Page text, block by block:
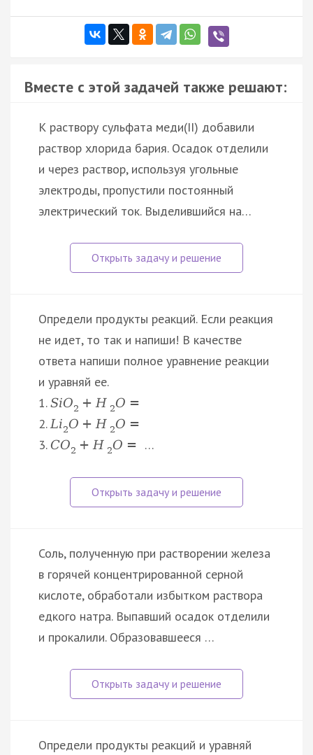
Вместе с этой задачей также решают:
К раствору сульфата меди(II) добавили
раствор хлорида бария. Осадок отделили
и через раствор, используя угольные
электроды, пропустили постоянный
электрический ток. Выделившийся на…
Определи продукты реакций. Если реакция
не идет, то так и напиши! В качестве
ответа напиши полное уравнение реакции
и уравняй ее.
1.SiO2 + H 2O =
2.Li2O + H 2O =
3. CO2 + H 2O = …
Соль, полученную при растворении железа
в горячей концентрированной серной
кислоте, обработали избытком раствора
едкого натра. Выпавший осадок отделили
и прокалили. Образовавшееся …
Определи продукты реакций и уравняй